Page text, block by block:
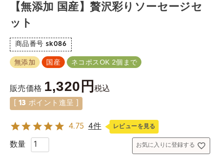
【無添加 国産】贅沢彩りソーセージセ
ット
商品番号 sk086
無添加 国産 ネコポスOK 2個まで
販売価格 1,320 税込
13 ポイント進呈 ]
4.75 4件 レビューを見る
お気に入りに登録する